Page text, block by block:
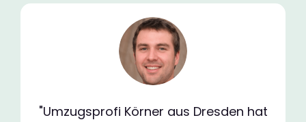
"Umzugsprofi Körner aus Dresden hat